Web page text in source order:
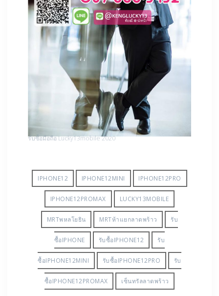
รับซื้อมือถือ Lucky13mobile 2020
IPHONE12 IPHONE12MINI IPHONE12PRO
IPHONE12PROMAX LUCKY13MOBILE
MRTพหลโยธิน MRTห้าแยกลาดพร้าว รับ
ซื้อIPHONE รับซื้อIPHONE12 รับ
ซื้อIPHONE12MINI รับซื้อIPHONE12PRO รับ
ซื้อIPHONE12PROMAX เซ็นทรัลลาดพร้าว